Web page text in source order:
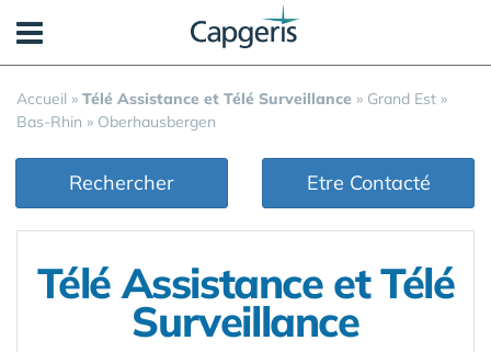
Accueil » Télé Assistance et Télé Surveillance » Grand Est »
Bas-Rhin » Oberhausbergen
Rechercher Etre Contacté
Télé Assistance et Télé
Surveillance